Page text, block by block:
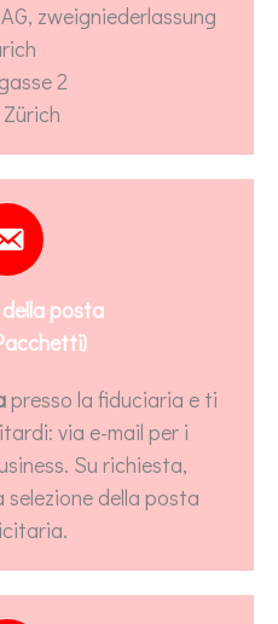
zweigniederlassung
2
posta
presso la fiduciaria e ti
via e-mail per i
Su richiesta,
della posta